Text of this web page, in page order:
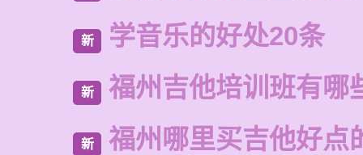
新 学音乐的好处20条
新 福州吉他培训班有哪
新 福州哪里买吉他好点